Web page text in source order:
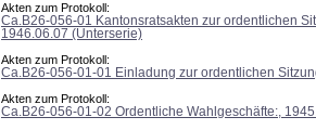
Akten zum Protokoll:
Ca.B26-056-01 Kantonsratsakten zur ordentlichen
1946.06.07 (Unterserie)
Akten zum Protokoll:
Ca.B26-056-01-01 Einladung zur ordentlichen
Akten zum Protokoll:
Ca.B26-056-01-02 Ordentliche Wahlgeschäfte:,